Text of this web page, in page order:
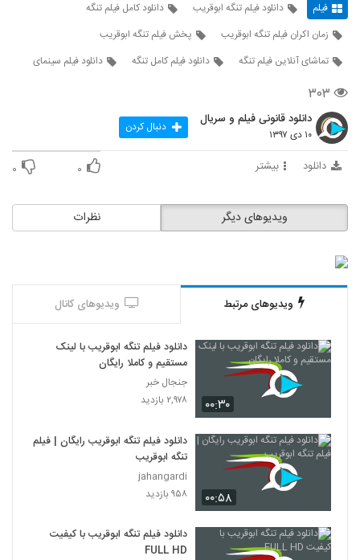
فیلم دانلود فیلم تنگه ابوقریب
دانلود کامل فیلم تنگه
زمان اکران فیلم تنگه ابوقریب
پخش فیلم تنگه ابوقریب
تماشای آنلاین فیلم تنگه
دانلود فیلم کامل تنگه دانلود فیلم سینمای
۳۰۳
دانلود قانونی فیلم و سریال
۱۰ دی ۱۳۹۷ دنبال کردن
دانلود بیشتر ۰ ۰
نظرات ویدیوهای دیگر
ویدیوهای مرتبط ویدیوهای کانال
۰۰:۳۰
دانلود فیلم تنگه ابوقریب با لینک
مستقیم و کاملا رایگان
جنجال خبر
۲,۹۷۸ بازدید
۰۰:۵۸
دانلود فیلم تنگه ابوقریب رایگان | فیلم
تنگه ابوقریب
jahangardi
۹۵۸ بازدید
دانلود فیلم تنگه ابوقریب با کیفیت
FULL HD